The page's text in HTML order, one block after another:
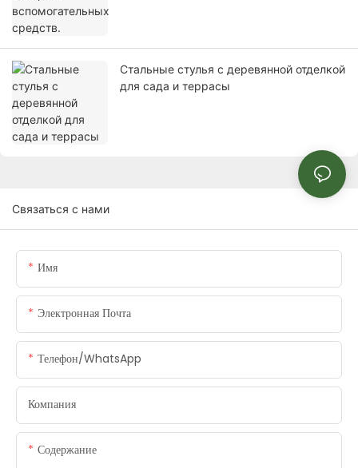
Стальные стулья с деревянной отделкой
для сада и террасы
Связаться с нами
Имя
Электронная Почта
Телефон/WhatsApp
Компания
Содержание